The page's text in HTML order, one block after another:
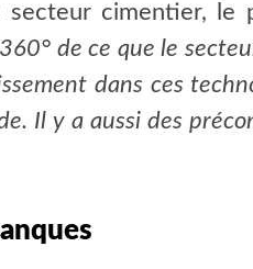
secteur cimentier,
de ce que le
dans ces
Il y a aussi des